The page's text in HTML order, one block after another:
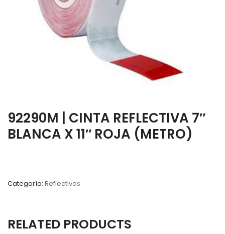
92290M | CINTA REFLECTIVA 7″
BLANCA X 11″ ROJA (METRO)
Categoría: Reflectivos
RELATED PRODUCTS